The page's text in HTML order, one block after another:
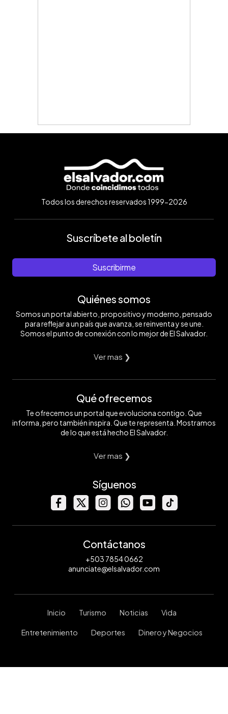
Todos los derechos reservados 1999-2026
Suscríbete al boletín
Suscribirme
Quiénes somos
Somos un portal abierto, propositivo y moderno, pensado
para reflejar a un país que avanza, se reinventa y se une.
Somos el punto de conexión con lo mejor de El Salvador.
Ver mas ❯
Qué ofrecemos
Te ofrecemos un portal que evoluciona contigo. Que
informa, pero también inspira. Que te representa. Mostramos
de lo que está hecho El Salvador.
Ver mas ❯
Síguenos
Contáctanos
+503 7854 0662
anunciate@elsalvador.com
Inicio Turismo Noticias Vida
Entretenimiento Deportes Dinero y Negocios